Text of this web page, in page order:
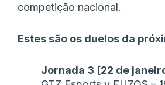
competição nacional.
Estes são os duelos da
Jornada 3 [22 de